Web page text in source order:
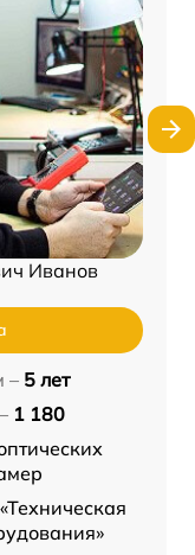
Иванов
– 5 лет
1 180